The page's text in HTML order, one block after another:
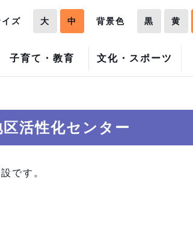
子育て・教育 文化・スポーツ
ズ 大 中 背景色 黒 黄
活性化センター
です。